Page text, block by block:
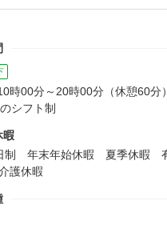
時00分～20時00分（休憩60分）
シフト制
暇
制 年末年始休暇 夏季休暇
護休暇